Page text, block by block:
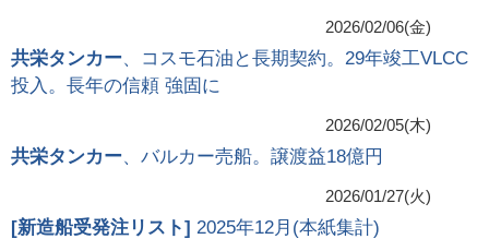
2026/02/06(金)
共栄タンカー、コスモ石油と長期契約。29年竣工VLCC
投入。長年の信頼 強固に
2026/02/05(木)
共栄タンカー、バルカー売船。譲渡益18億円
2026/01/27(火)
[新造船受発注リスト] 2025年12月(本紙集計)